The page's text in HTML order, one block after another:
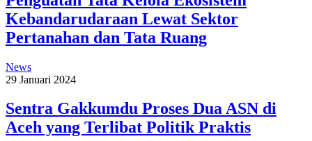
Kebandarudaraan Lewat Sektor
Pertanahan dan Tata Ruang
News
29 Januari 2024
Sentra Gakkumdu Proses Dua ASN di
Aceh yang Terlibat Politik Praktis